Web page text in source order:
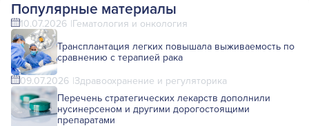
Популярные материалы
10.07.2026 Гематология и онкология
Трансплантация легких повышала выживаемость по
сравнению с терапией рака
09.07.2026 Здравоохранение и регуляторика
Перечень стратегических лекарств дополнили
нусинерсеном и другими дорогостоящими
препаратами